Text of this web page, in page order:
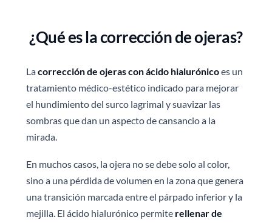
¿Qué es la corrección de ojeras?
Lacorrección de ojeras con ácido hialurónicoes un
tratamiento médico-estético indicado para mejorar
el hundimiento del surco lagrimal y suavizar las
sombras que dan un aspecto de cansancio a la
mirada.
En muchos casos, la ojera no se debe solo al color,
sino a una pérdida de volumen en la zona que genera
una transición marcada entre el párpado inferior y la
mejilla. El ácido hialurónico permite rellenar de